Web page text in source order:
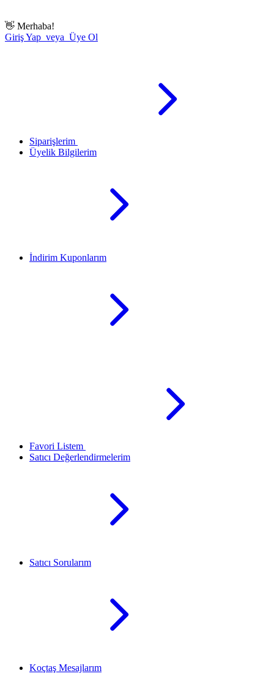
👋 Merhaba!
Giriş Yap veya Üye Ol
Siparişlerim
Üyelik Bilgilerim
İndirim Kuponlarım
Favori Listem
Satıcı Değerlendirmelerim
Satıcı Sorularım
Koçtaş Mesajlarım